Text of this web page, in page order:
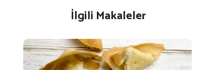
İlgili Makaleler